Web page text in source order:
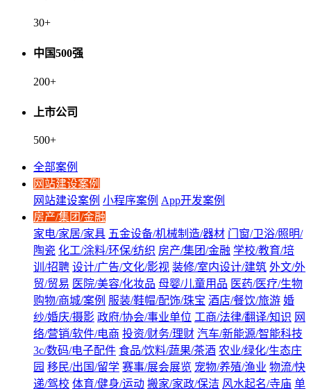
30+
中国500强
200+
上市公司
500+
全部案例
网站建设案例
网站建设案例 小程序案例 App开发案例
房产/集团/金融
家电/家居/家具 五金设备/机械制造/器材 门窗/卫浴/照明/
陶瓷 化工/涂料/环保/纺织 房产/集团/金融 学校/教育/培
训/招聘 设计/广告/文化/影视 装修/室内设计/建筑 外文/外
贸/贸易 医院/美容/化妆品 母婴/儿童用品 医药/医疗/生物
购物/商城/案例 服装/鞋帽/配饰/珠宝 酒店/餐饮/旅游 婚
纱/婚庆/摄影 政府/协会/事业单位 工商/法律/翻译/知识 网
络/营销/软件/电商 投资/财务/理财 汽车/新能源/智能科技
3c/数码/电子配件 食品/饮料/蔬果/茶酒 农业/绿化/生态庄
园 移民/出国/留学 赛事/展会展览 宠物/养殖/渔业 物流/快
递/驾校 体育/健身/运动 搬家/家政/保洁 风水起名/寺庙 单